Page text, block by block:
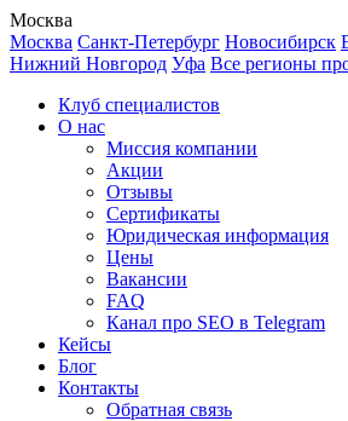
Москва
Москва Санкт-Петербург Новосибирск
Нижний Новгород Уфа Все регионы
Клуб специалистов
О нас
Миссия компании
Акции
Отзывы
Сертификаты
Юридическая информация
Цены
Вакансии
FAQ
Канал про SEO в Telegram
Кейсы
Блог
Контакты
Обратная связь